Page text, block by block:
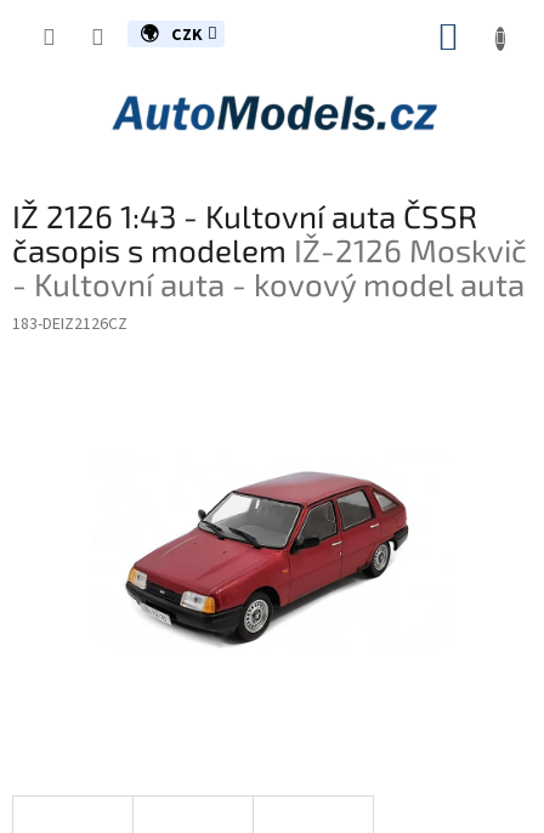
CZK
IŽ 2126 1:43 - Kultovní auta ČSSR
časopis s modelem IŽ-2126 Moskvič
- Kultovní auta - kovový model auta
183-DEIZ2126CZ